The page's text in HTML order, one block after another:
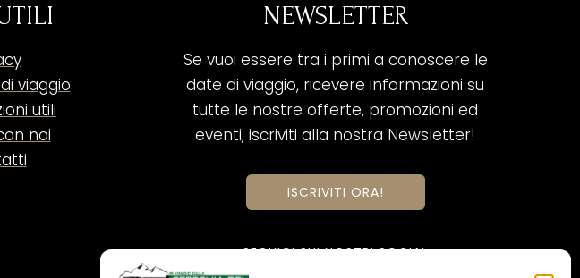
viaggio
utili
noi
NEWSLETTER
Se vuoi essere tra i primi a conoscere le
date di viaggio, ricevere informazioni su
tutte le nostre offerte, promozioni ed
eventi, iscriviti alla nostra Newsletter!
ISCRIVITI ORA!
SEGUICI SUI NOSTRI SOCIAL